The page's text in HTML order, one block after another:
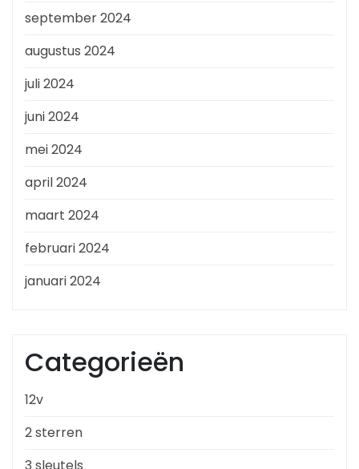
september 2024
augustus 2024
juli 2024
juni 2024
mei 2024
april 2024
maart 2024
februari 2024
januari 2024
Categorieën
12v
2 sterren